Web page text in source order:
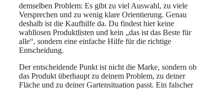
demselben Problem: Es gibt zu viel Auswahl, zu viele
Versprechen und zu wenig klare Orientierung. Genau
deshalb ist die Kaufhilfe da. Du findest hier keine
wahllosen Produktlisten und kein „das ist das Beste für
alle“, sondern eine einfache Hilfe für die richtige
Entscheidung.
Der entscheidende Punkt ist nicht die Marke, sondern ob
das Produkt überhaupt zu deinem Problem, zu deiner
Fläche und zu deiner Gartensituation passt. Ein falscher